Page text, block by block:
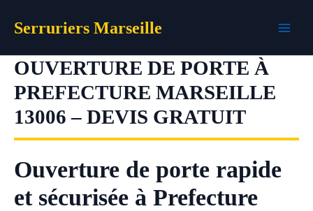
Serruriers Marseille
OUVERTURE DE PORTE À
PREFECTURE MARSEILLE
13006 – DEVIS GRATUIT
Ouverture de porte rapide
et sécurisée à Prefecture